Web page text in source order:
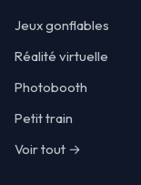
Jeux gonflables
Réalité virtuelle
Photobooth
Petit train
Voir tout →